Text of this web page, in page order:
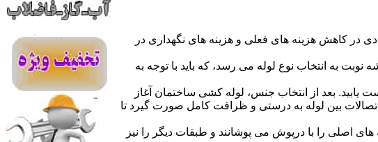
در کاهش هزینه های فعلی و هزینه های نگهداری در
نوبت به انتخاب نوع لوله می رسد، که باید با توجه به
یابید. بعد از انتخاب جنس، لوله کشی ساختمان آغاز
بین لوله به درستی و ظرافت کامل صورت گیرد تا
های اصلی را با درپوش می پوشانند و طبقات دیگر را نیز